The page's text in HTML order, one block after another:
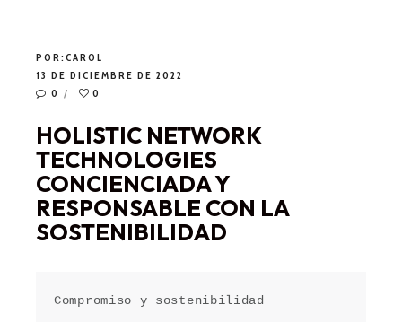
POR:CAROL
13 DE DICIEMBRE DE 2022
0
0
HOLISTIC NETWORK
TECHNOLOGIES
CONCIENCIADA Y
RESPONSABLE CON LA
SOSTENIBILIDAD
Compromiso y sostenibilidad